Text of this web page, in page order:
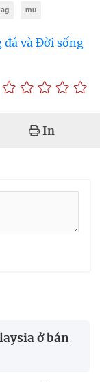
mu
và Đời sống
In
ở bán